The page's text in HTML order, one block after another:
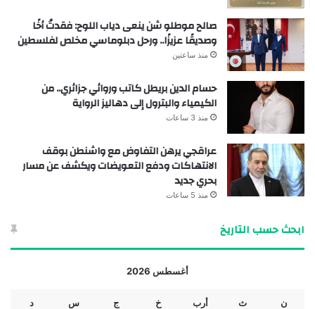
صالح موطلو شن ينعى دياب اللوح: فقدتُ أخًا
وصديقًا عزيزًا.. ورحل دبلوماسي مخلص لفلسطين
منذ ساعتين
حسام الدين بريطل كاتب وروائي جزائري.. من
الكيمياء والبترول إلى دهاليز الرواية
منذ 3 ساعات
عراقجي يرهن التفاوض مع واشنطن بوقف
الانتهاكات ودفع التعويضات ويكشف عن مسار
بحري جديد
منذ 5 ساعات
ابحث حسب التاريخ
أغسطس 2026
ن ث أرب خ ج س د